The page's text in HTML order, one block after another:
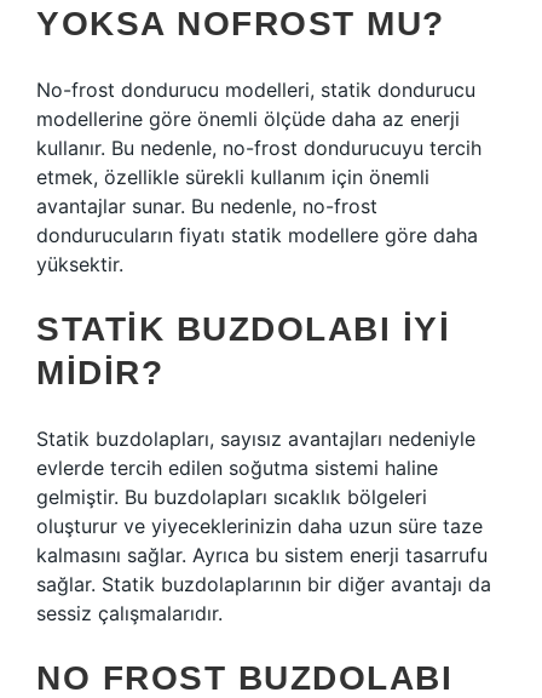
YOKSA NOFROST MU?
No-frost dondurucu modelleri, statik dondurucu
modellerine göre önemli ölçüde daha az enerji
kullanır. Bu nedenle, no-frost dondurucuyu tercih
etmek, özellikle sürekli kullanım için önemli
avantajlar sunar. Bu nedenle, no-frost
dondurucuların fiyatı statik modellere göre daha
yüksektir.
STATIK BUZDOLABI IYI
MIDIR?
Statik buzdolapları, sayısız avantajları nedeniyle
evlerde tercih edilen soğutma sistemi haline
gelmiştir. Bu buzdolapları sıcaklık bölgeleri
oluşturur ve yiyeceklerinizin daha uzun süre taze
kalmasını sağlar. Ayrıca bu sistem enerji tasarrufu
sağlar. Statik buzdolaplarının bir diğer avantajı da
sessiz çalışmalarıdır.
NO FROST BUZDOLABI